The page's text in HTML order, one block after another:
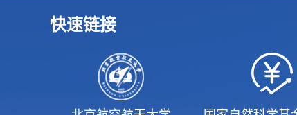
快速链接